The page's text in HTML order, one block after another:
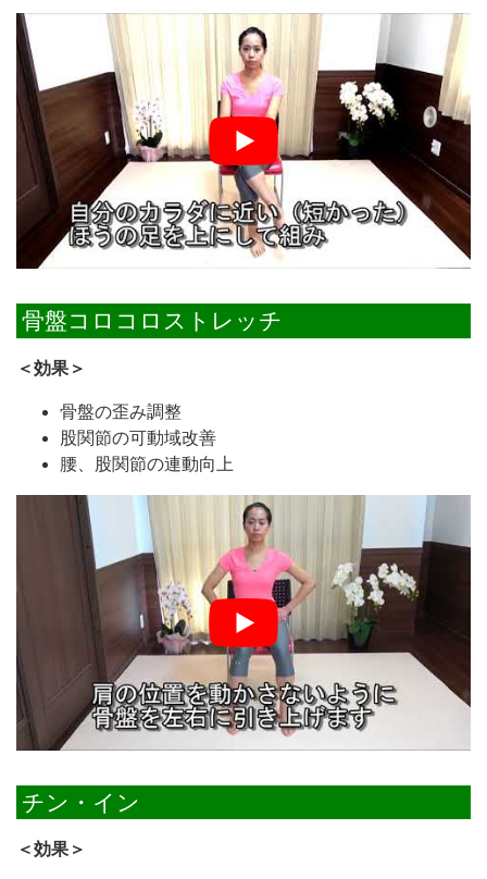
骨盤コロコロストレッチ
＜効果＞
骨盤の歪み調整
股関節の可動域改善
腰、股関節の連動向上
チン・イン
＜効果＞